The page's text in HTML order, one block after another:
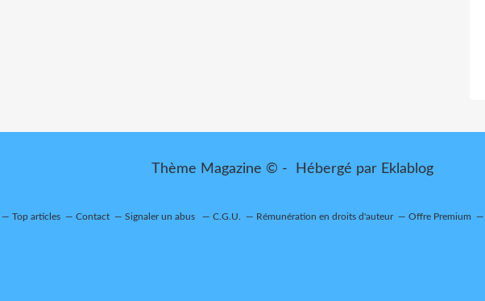
Thème Magazine © - Hébergé par Eklablog
Top articles Contact Signaler un abus C.G.U. Rémunération en droits d'auteur Offre Premium